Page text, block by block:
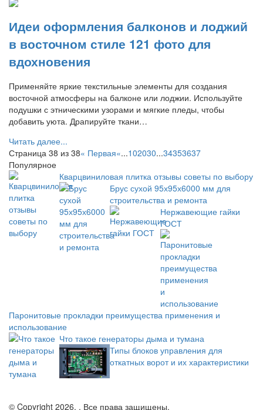
Идеи оформления балконов и лоджий
в восточном стиле 121 фото для
вдохновения
Применяйте яркие текстильные элементы для создания
восточной атмосферы на балконе или лоджии. Используйте
подушки с этническими узорами и мягкие пледы, чтобы
добавить уюта. Драпируйте ткани…
Читать далее...
Страница 38 из 38« Первая«...102030...34353637
Популярное
Кварцвиниловая плитка отзывы советы по выбору
Брус сухой 95х95х6000 мм для
строительства и ремонта
Нержавеющие гайки
ГОСТ
Паронитовые прокладки преимущества применения и
использование
Что такое генераторы дыма и тумана
Типы блоков управления для
откатных ворот и их характеристики
© Copyright 2026, . Все права защищены.